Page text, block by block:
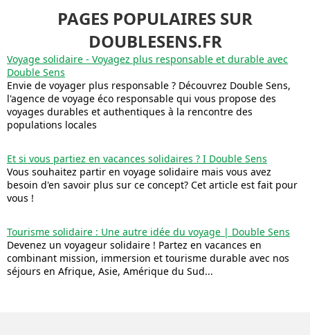
PAGES POPULAIRES SUR
DOUBLESENS.FR
Voyage solidaire - Voyagez plus responsable et durable avec
Double Sens
Envie de voyager plus responsable ? Découvrez Double Sens,
l'agence de voyage éco responsable qui vous propose des
voyages durables et authentiques à la rencontre des
populations locales
Et si vous partiez en vacances solidaires ? I Double Sens
Vous souhaitez partir en voyage solidaire mais vous avez
besoin d'en savoir plus sur ce concept? Cet article est fait pour
vous !
Tourisme solidaire : Une autre idée du voyage | Double Sens
Devenez un voyageur solidaire ! Partez en vacances en
combinant mission, immersion et tourisme durable avec nos
séjours en Afrique, Asie, Amérique du Sud...